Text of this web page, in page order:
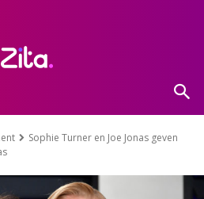
Sophie Turner en Joe Jonas geven